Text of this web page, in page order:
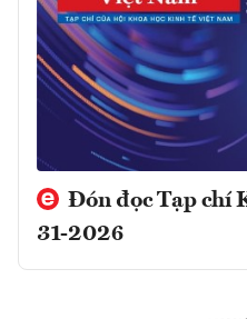
Đón đọc Tạp chí
31-2026